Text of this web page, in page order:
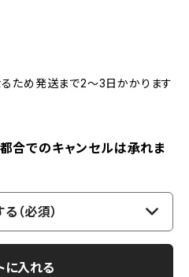
ため発送まで2～3日かかります
合でのキャンセルは承れま
（必須）
に入れる